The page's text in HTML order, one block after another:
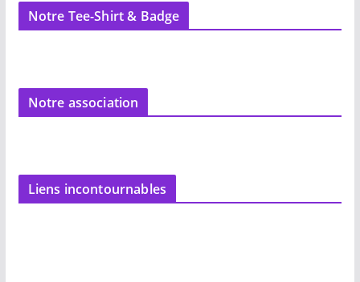
Notre Tee-Shirt & Badge
Notre association
Liens incontournables